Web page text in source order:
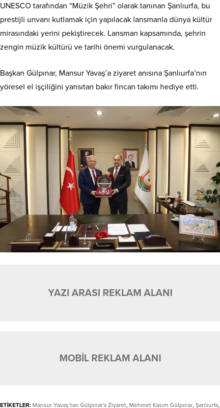
UNESCO tarafından “Müzik Şehri” olarak tanınan Şanlıurfa, bu
prestijli unvanı kutlamak için yapılacak lansmanla dünya kültür
mirasındaki yerini pekiştirecek. Lansman kapsamında, şehrin
zengin müzik kültürü ve tarihi önemi vurgulanacak.
Başkan Gülpınar, Mansur Yavaş’a ziyaret anısına Şanlıurfa’nın
yöresel el işçiliğini yansıtan bakır fincan takımı hediye etti.
YAZI ARASI REKLAM ALANI
MOBİL REKLAM ALANI
ETİKETLER: Mansur Yavaş’tan Gülpınar'a Ziyaret, Mehmet Kasım Gülpınar, Şanlıurfa,